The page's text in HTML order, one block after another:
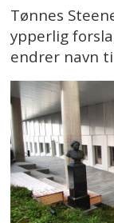
Tønnes
ypperlig
endrer navn